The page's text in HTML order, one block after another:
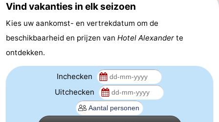
Coffeeshops
Rosse
Vind vakanties in elk seizoen
Kies uw aankomst- en vertrekdatum om de
beschikbaarheid en prijzen van Hotel Alexander te
ontdekken.
Inchecken
Uitchecken